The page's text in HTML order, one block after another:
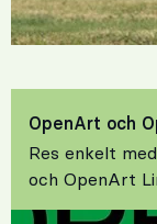
OpenArt och
Res enkelt
och OpenArt